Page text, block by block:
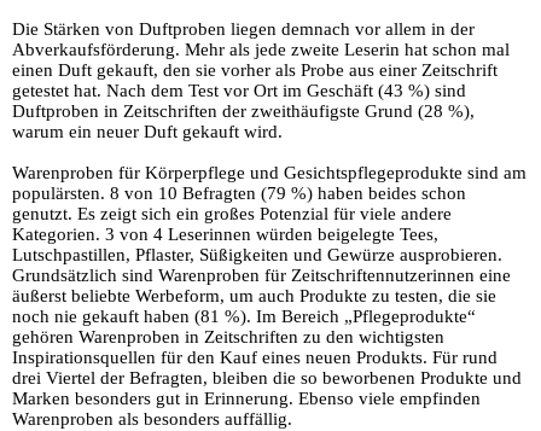
Die Stärken von Duftproben liegen demnach vor allem in der
Abverkaufsförderung. Mehr als jede zweite Leserin hat schon mal
einen Duft gekauft, den sie vorher als Probe aus einer Zeitschrift
getestet hat. Nach dem Test vor Ort im Geschäft (43 %) sind
Duftproben in Zeitschriften der zweithäufigste Grund (28 %),
warum ein neuer Duft gekauft wird.
Warenproben für Körperpflege und Gesichtspflegeprodukte sind am
populärsten. 8 von 10 Befragten (79 %) haben beides schon
genutzt. Es zeigt sich ein großes Potenzial für viele andere
Kategorien. 3 von 4 Leserinnen würden beigelegte Tees,
Lutschpastillen, Pflaster, Süßigkeiten und Gewürze ausprobieren.
Grundsätzlich sind Warenproben für Zeitschriftennutzerinnen eine
äußerst beliebte Werbeform, um auch Produkte zu testen, die sie
noch nie gekauft haben (81 %). Im Bereich „Pflegeprodukte“
gehören Warenproben in Zeitschriften zu den wichtigsten
Inspirationsquellen für den Kauf eines neuen Produkts. Für rund
drei Viertel der Befragten, bleiben die so beworbenen Produkte und
Marken besonders gut in Erinnerung. Ebenso viele empfinden
Warenproben als besonders auffällig.